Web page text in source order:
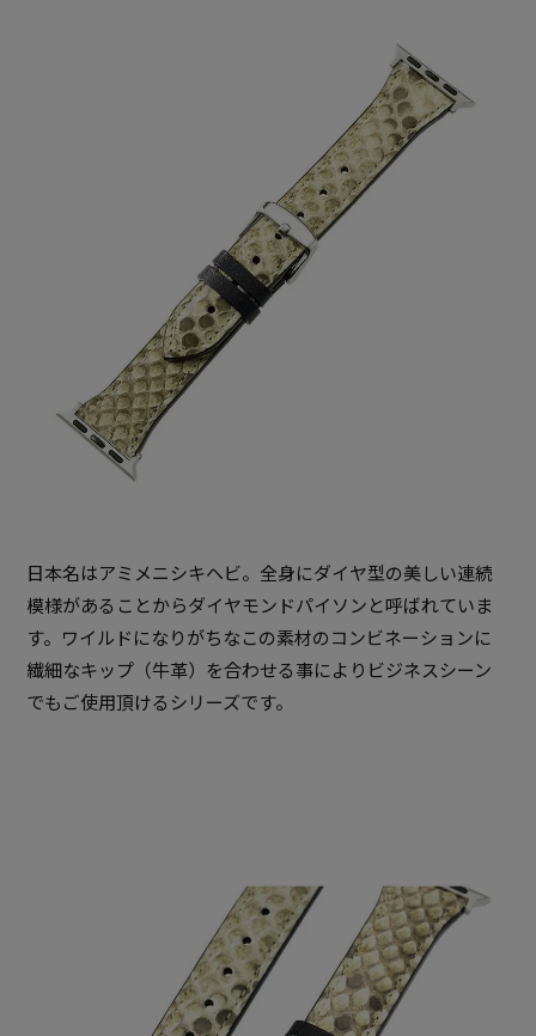
日本名はアミメニシキヘビ。全身にダイヤ型の美しい連続
模様があることからダイヤモンドパイソンと呼ばれていま
す。ワイルドになりがちなこの素材のコンビネーションに
繊細なキップ（牛革）を合わせる事によりビジネスシーン
でもご使用頂けるシリーズです。